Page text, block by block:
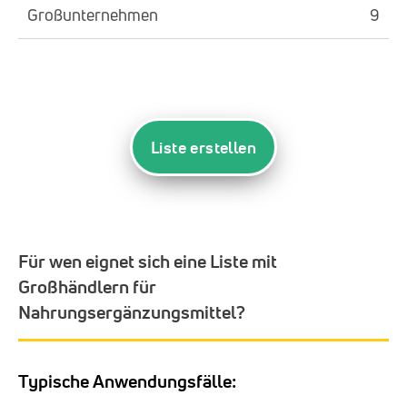
Großunternehmen 9
Liste erstellen
Für wen eignet sich eine Liste mit
Großhändlern für
Nahrungsergänzungsmittel?
Typische Anwendungsfälle: